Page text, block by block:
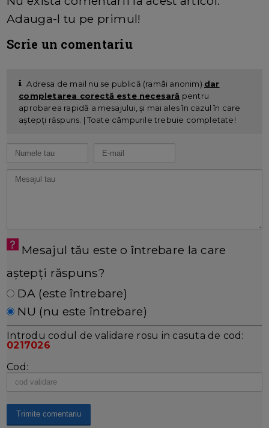
Adauga-l tu pe primul!
Scrie un comentariu
Adresa de mail nu se publică (ramâi anonim) dar
completarea corectă este necesară pentru
aprobarea rapidă a mesajului, și mai ales în cazul în care
aștepți răspuns. | Toate câmpurile trebuie completate!
Mesajul tău este o întrebare la care
aștepți răspuns?
DA (este întrebare)
NU (nu este întrebare)
Introdu codul de validare rosu in casuta de cod:
0217026
Cod: